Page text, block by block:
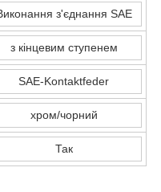
з'єднання SAE
з кінцевим ступенем
SAE-Kontaktfeder
хром/чорний
Так